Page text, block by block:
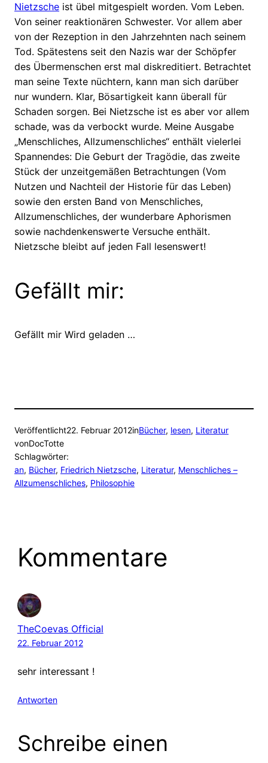
Nietzsche ist übel mitgespielt worden. Vom Leben.
Von seiner reaktionären Schwester. Vor allem aber
von der Rezeption in den Jahrzehnten nach seinem
Tod. Spätestens seit den Nazis war der Schöpfer
des Übermenschen erst mal diskreditiert. Betrachtet
man seine Texte nüchtern, kann man sich darüber
nur wundern. Klar, Bösartigkeit kann überall für
Schaden sorgen. Bei Nietzsche ist es aber vor allem
schade, was da verbockt wurde. Meine Ausgabe
„Menschliches, Allzumenschliches“ enthält vielerlei
Spannendes: Die Geburt der Tragödie, das zweite
Stück der unzeitgemäßen Betrachtungen (Vom
Nutzen und Nachteil der Historie für das Leben)
sowie den ersten Band von Menschliches,
Allzumenschliches, der wunderbare Aphorismen
sowie nachdenkenswerte Versuche enthält.
Nietzsche bleibt auf jeden Fall lesenswert!
Gefällt mir:
Gefällt mir Wird geladen …
Veröffentlicht22. Februar 2012inBücher, lesen, Literatur
vonDocTotte
Schlagwörter:
an, Bücher, Friedrich Nietzsche, Literatur, Menschliches –
Allzumenschliches, Philosophie
Kommentare
TheCoevas Official
22. Februar 2012
sehr interessant !
Antworten
Schreibe einen